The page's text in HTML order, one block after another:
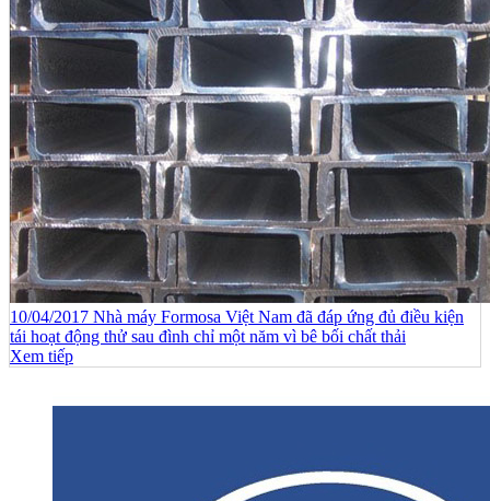
10/04/2017 Nhà máy Formosa Việt Nam đã đáp ứng đủ điều kiện
tái hoạt động thử sau đình chỉ một năm vì bê bối chất thải
Xem tiếp